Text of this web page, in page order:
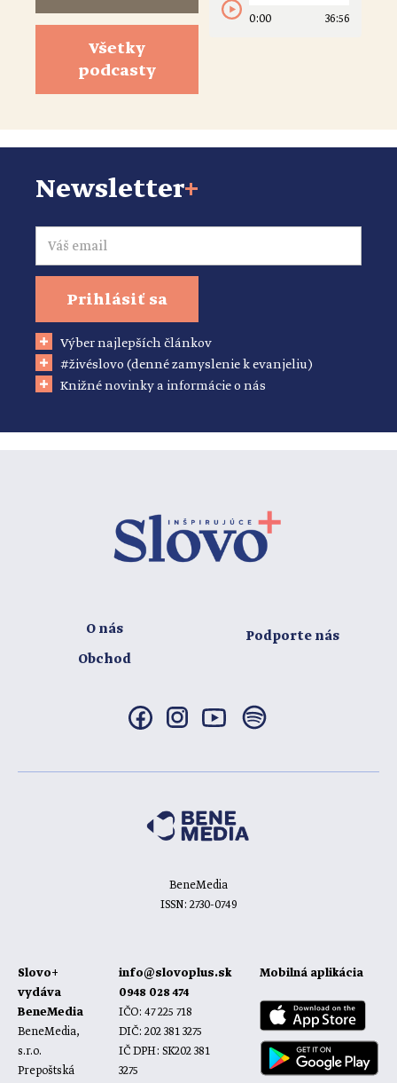
Všetky
podcasty
0:00 36:56
Newsletter+
Email
Prihlásiť sa
Výber najlepších článkov
#živéslovo (denné zamyslenie k evanjeliu)
Knižné novinky a informácie o nás
O nás
Obchod
Podporte nás
BeneMedia
ISSN: 2730-0749
Slovo+
vydáva
BeneMedia
BeneMedia,
s.r.o.
Prepoštská
info@slovoplus.sk
0948 028 474
IČO: 47 225 718
DIČ: 202 381 3275
IČ DPH: SK202 381
3275
Mobilná aplikácia